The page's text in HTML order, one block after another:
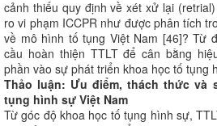
cảnh thiếu quy định về xét xử lại
ro vi phạm ICCPR như được phân tích
về mô hình tố tụng Việt Nam [46]? Từ
cầu hoàn thiện TTLT để cân bằng
phần vào sự phát triển khoa học tố tụng
Thảo luận: Ưu điểm, thách thức và
tụng hình sự Việt Nam
Từ góc độ khoa học tố tụng hình sự,